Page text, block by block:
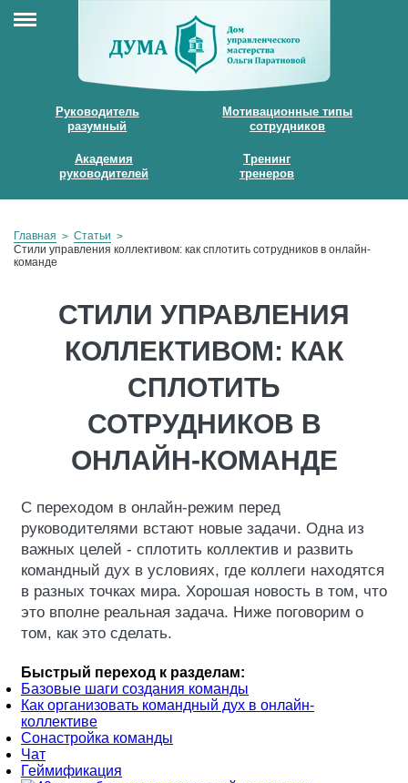
Руководитель
разумный
Мотивационные типы
сотрудников
Академия
руководителей
Тренинг
тренеров
Главная
Статьи
Стили управления коллективом: как сплотить сотрудников в онлайн-
команде
СТИЛИ УПРАВЛЕНИЯ
КОЛЛЕКТИВОМ: КАК
СПЛОТИТЬ
СОТРУДНИКОВ В
ОНЛАЙН-КОМАНДЕ
С переходом в онлайн-режим перед
руководителями встают новые задачи. Одна из
важных целей - сплотить коллектив и развить
командный дух в условиях, где коллеги находятся
в разных точках мира. Хорошая новость в том, что
это вполне реальная задача. Ниже поговорим о
том, как это сделать.
Быстрый переход к разделам:
Базовые шаги создания команды
Как организовать командный дух в онлайн-
коллективе
Cонастройка команды
Чат
Геймификация